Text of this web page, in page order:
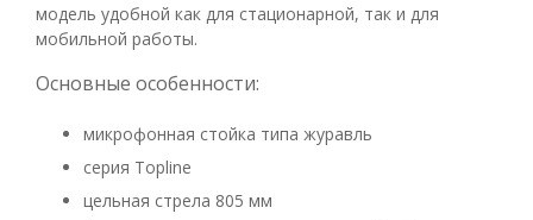
модель удобной как для стационарной, так и для
мобильной работы.
Основные особенности:
микрофонная стойка типа журавль
серия Topline
цельная стрела 805 мм